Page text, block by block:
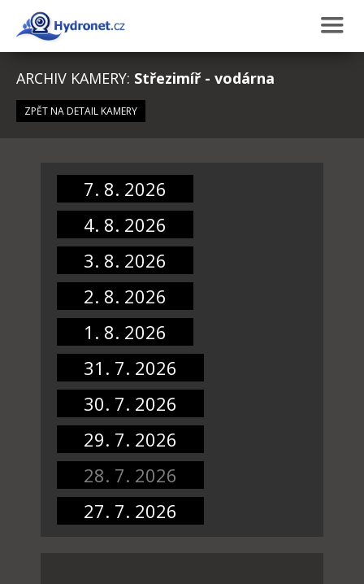
ARCHIV KAMERY: Střezimíř - vodárna
ZPĚT NA DETAIL KAMERY
7. 8. 2026
4. 8. 2026
3. 8. 2026
2. 8. 2026
1. 8. 2026
31. 7. 2026
30. 7. 2026
29. 7. 2026
28. 7. 2026
27. 7. 2026